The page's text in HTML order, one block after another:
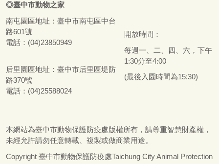
◎臺中市動物之家
南屯園區地址： 臺中市南屯區中台
路601號
電話：(04)23850949
后里園區地址： 臺中市后里區堤防
路370號
電話：(04)25588024
開放時間：
每週一、二、四、六，下午
1:30分至4:00
(最後入園時間為15:30)
本網站為臺中市動物保護防疫處版權所有，請尊重智慧財產權，
未經允許請勿任意轉載、複製或做商業用途。
Copyright 臺中市動物保護防疫處Taichung City Animal Protection